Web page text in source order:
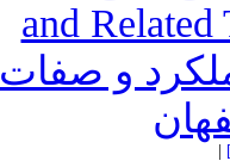
and
و صفات